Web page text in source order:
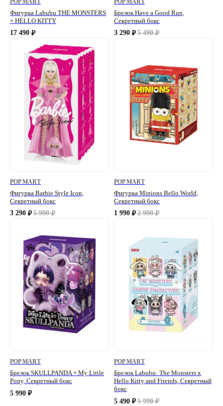
Фигурка Labubu THE MONSTERS
× HELLO KITTY
17 490 ₽
POP MART
Брелок Have a Good Run,
Секретный бокс
3 290 ₽ 5 490 ₽
POP MART
Фигурка Barbie Style Icon,
Секретный бокс
3 290 ₽ 5 990 ₽
POP MART
Фигурка Minions Bello World,
Секретный бокс
1 990 ₽ 2 990 ₽
POP MART
Брелок SKULLPANDA × My Little
Pony, Секретный бокс
5 990 ₽
POP MART
Брелок Labubu: The Monsters x
Hello Kitty and Friends, Секретный
бокс
5 490 ₽ 5 990 ₽
POP MART